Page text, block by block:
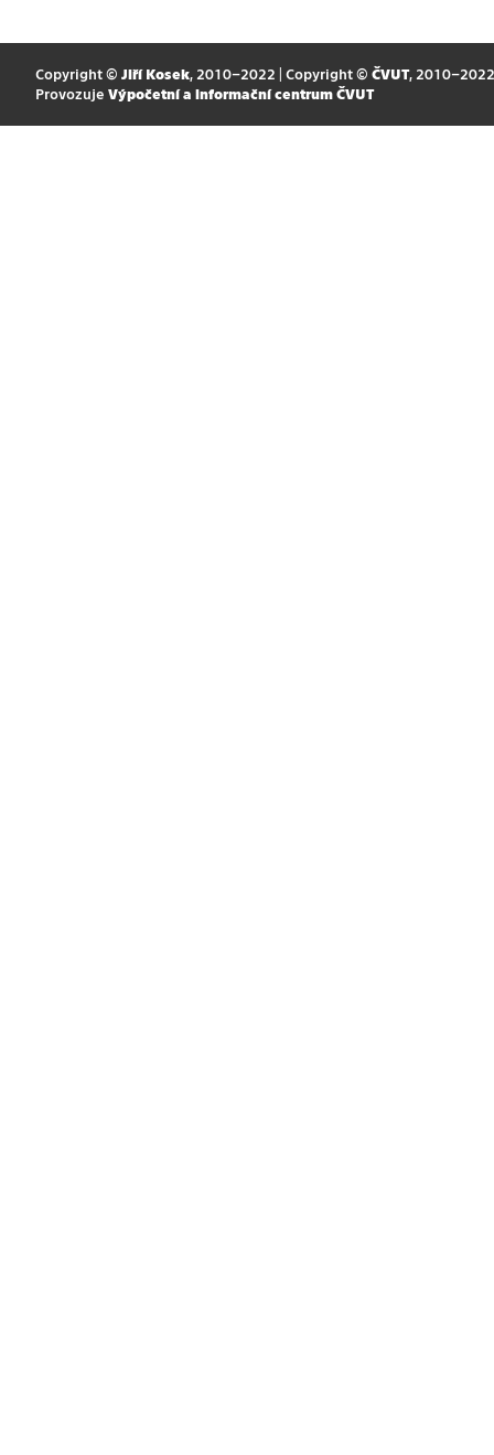
Copyright © Jiří Kosek, 2010–2022 | Copyright © ČVUT, 2010–2022
Provozuje Výpočetní a informační centrum ČVUT